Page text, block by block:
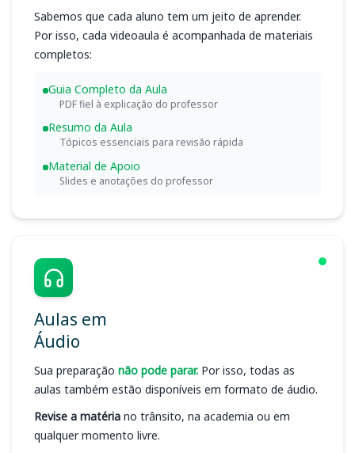
Sabemos que cada aluno tem um jeito de aprender.
Por isso, cada videoaula é acompanhada de materiais
completos:
Guia Completo da Aula
PDF fiel à explicação do professor
Resumo da Aula
Tópicos essenciais para revisão rápida
Material de Apoio
Slides e anotações do professor
Aulas em
Áudio
Sua preparação não pode parar. Por isso, todas as
aulas também estão disponíveis em formato de áudio.
Revise a matéria no trânsito, na academia ou em
qualquer momento livre.